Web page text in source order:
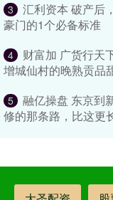
3
汇利资本 破产后
豪门的1个必备标准
4
财富加 广货行天
增城仙村的晚熟贡品
5
融亿操盘 东京到
修的那条路，比这更